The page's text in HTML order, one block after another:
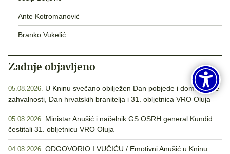
Ante Kotromanović
Branko Vukelić
Zadnje objavljeno
05.08.2026. U Kninu svečano obilježen Dan pobjede i domovinske
zahvalnosti, Dan hrvatskih branitelja i 31. obljetnica VRO Oluja
05.08.2026. Ministar Anušić i načelnik GS OSRH general Kundid
čestitali 31. obljetnicu VRO Oluja
04.08.2026. ODGOVORIO I VUČIĆU / Emotivni Anušić u Kninu: